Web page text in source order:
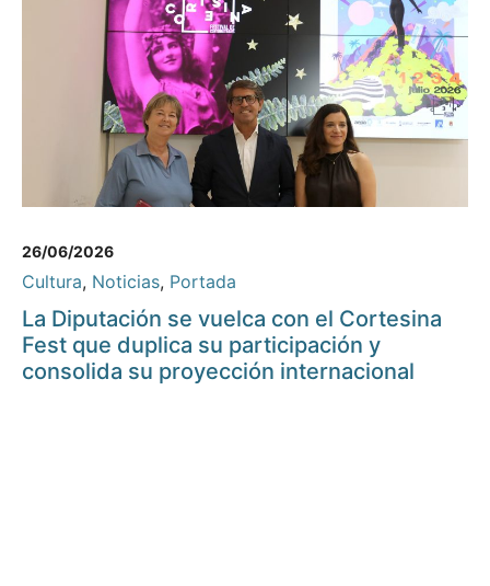
26/06/2026
Cultura, Noticias, Portada
La Diputación se vuelca con el Cortesina
Fest que duplica su participación y
consolida su proyección internacional